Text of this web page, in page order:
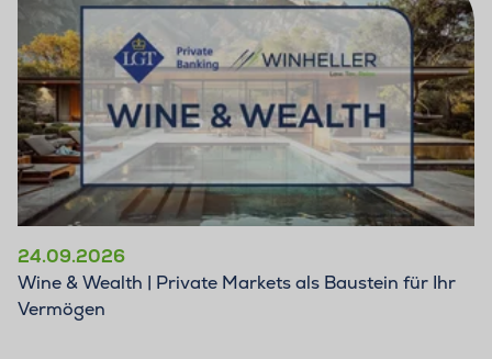
24.09.2026
Wine & Wealth | Private Markets als Baustein für Ihr
Vermögen